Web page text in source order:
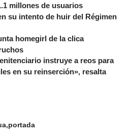
millones de usuarios
su intento de huir del Régimen
homegirl de la clica
instruye a reos para
en su reinserción», resalta
portada